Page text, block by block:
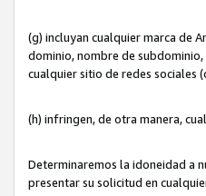
(g) incluyan cualquier marca de
dominio, nombre de
cualquier sitio de redes sociales
(h) infringen, de otra manera,
Determinaremos la idoneidad a
presentar su solicitud en